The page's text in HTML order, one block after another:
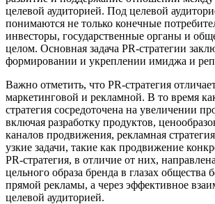
целевой аудиторией. Под целевой
понимаются не только конечные
инвесторы, государственные органы и
целом. Основная задача PR-стратегии
формировании и укреплении имиджа и
Важно отметить, что PR-стратегия
маркетинговой и рекламной. В то время
стратегия сосредоточена на увеличении
включая разработку продуктов,
каналов продвижения, рекламная
узкие задачи, такие как продвижение
PR-стратегия, в отличие от них,
цельного образа бренда в глазах общества
прямой рекламы, а через эффективное
целевой аудиторией.